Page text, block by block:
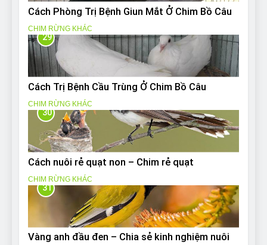
Cách Phòng Trị Bệnh Giun Mắt Ở Chim Bồ Câu
CHIM RỪNG KHÁC
29
Cách Trị Bệnh Cầu Trùng Ở Chim Bồ Câu
CHIM RỪNG KHÁC
30
Cách nuôi rẻ quạt non – Chim rẻ quạt
CHIM RỪNG KHÁC
31
Vàng anh đầu đen – Chia sẻ kinh nghiệm nuôi